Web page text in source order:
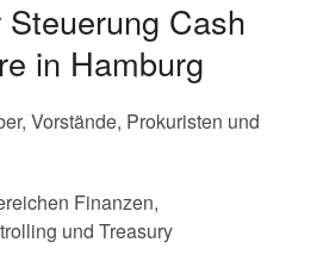
Cash
in Hamburg
Vorstände, Prokuristen und
Finanzen,
und Treasury